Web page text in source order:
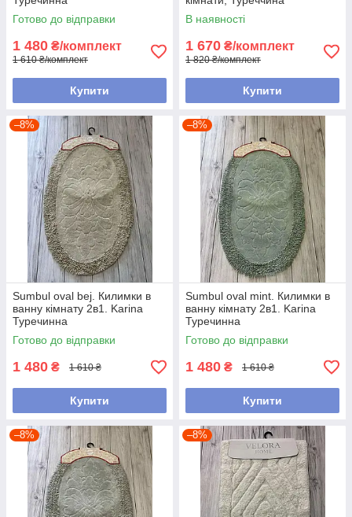
Готово до відправки
1 480 ₴/комплект
1 610 ₴/комплект
Купити
В наявності
1 670 ₴/комплект
1 820 ₴/комплект
Купити
–8%
Sumbul oval bej. Килимки в
ванну кімнату 2в1. Karina
Туречинна
Готово до відправки
1 480 ₴ 1 610 ₴
Купити
–8%
Sumbul oval mint. Килимки в
ванну кімнату 2в1. Karina
Туречинна
Готово до відправки
1 480 ₴ 1 610 ₴
Купити
–8% –8%